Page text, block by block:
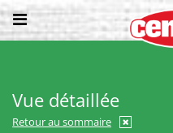
Vue détaillée
Retour au sommaire